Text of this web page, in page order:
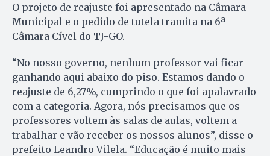
O projeto de reajuste foi apresentado na Câmara
Municipal e o pedido de tutela tramita na 6ª
Câmara Cível do TJ-GO.
“No nosso governo, nenhum professor vai ficar
ganhando aqui abaixo do piso. Estamos dando o
reajuste de 6,27%, cumprindo o que foi apalavrado
com a categoria. Agora, nós precisamos que os
professores voltem às salas de aulas, voltem a
trabalhar e vão receber os nossos alunos”, disse o
prefeito Leandro Vilela. “Educação é muito mais